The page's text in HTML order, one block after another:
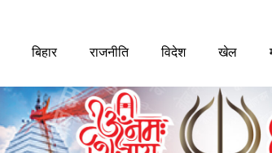
बिहार राजनीति विदेश खेल